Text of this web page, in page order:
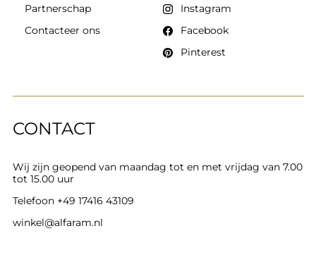
CONTACT
Wij zijn geopend van maandag tot en met vrijdag van 7.00
tot 15.00 uur
Telefoon +49 17416 43109
winkel@alfaram.nl
Partnerschap
Contacteer ons
Instagram
Facebook
Pinterest